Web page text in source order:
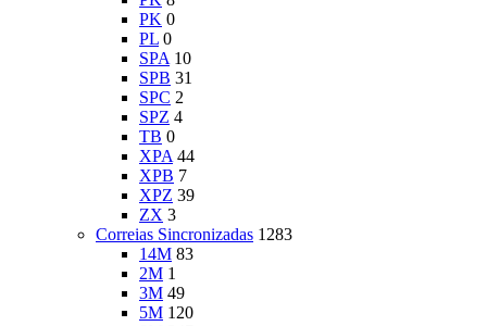
PK 0
PL 0
SPA 10
SPB 31
SPC 2
SPZ 4
TB 0
XPA 44
XPB 7
XPZ 39
ZX 3
Correias Sincronizadas 1283
14M 83
2M 1
3M 49
5M 120